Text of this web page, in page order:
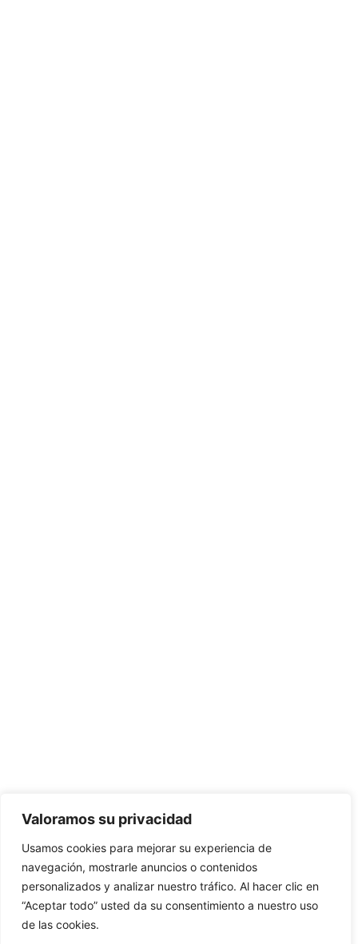
Valoramos su privacidad
Usamos cookies para mejorar su experiencia de
navegación, mostrarle anuncios o contenidos
personalizados y analizar nuestro tráfico. Al hacer clic en
“Aceptar todo” usted da su consentimiento a nuestro uso
de las cookies.